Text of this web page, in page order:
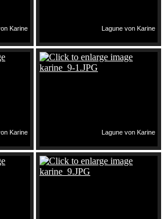
Karine Lagune von Karine
Karine Lagune von Karine